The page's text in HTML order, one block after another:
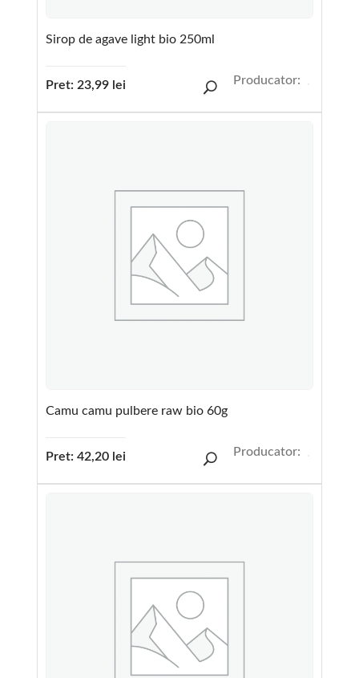
Sirop de agave light bio 250ml
Pret: 23,99 lei Producator:
Camu camu pulbere raw bio 60g
Pret: 42,20 lei Producator: